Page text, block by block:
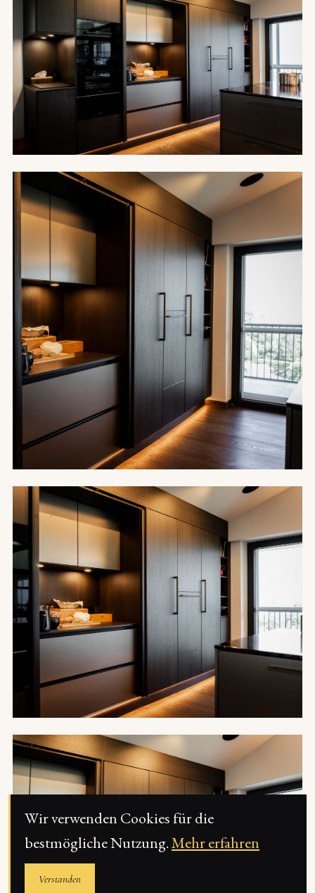
Wir verwenden Cookies für die
bestmögliche Nutzung.Mehr erfahren
Verstanden